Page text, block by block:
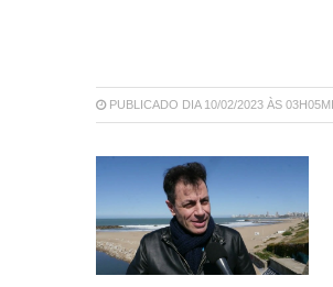
PUBLICADO DIA 10/02/2023 ÀS